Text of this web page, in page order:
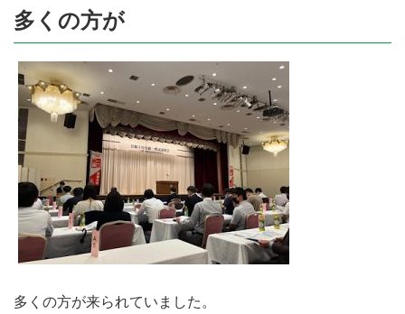
多くの方が
多くの方が来られていました。